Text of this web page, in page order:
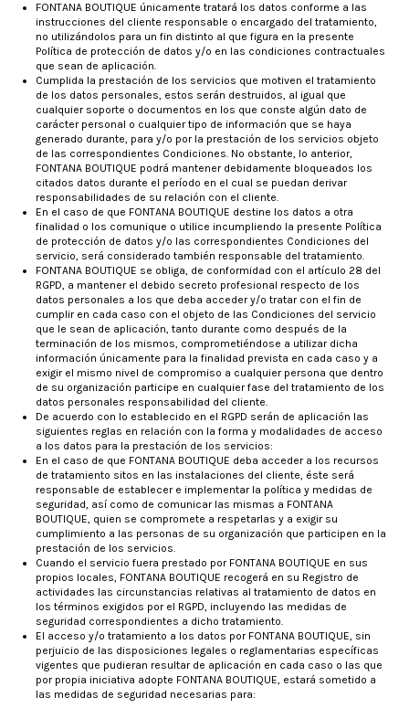
FONTANA BOUTIQUE únicamente tratará los datos conforme a las
instrucciones del cliente responsable o encargado del tratamiento,
no utilizándolos para un fin distinto al que figura en la presente
Política de protección de datos y/o en las condiciones contractuales
que sean de aplicación.
Cumplida la prestación de los servicios que motiven el tratamiento
de los datos personales, estos serán destruidos, al igual que
cualquier soporte o documentos en los que conste algún dato de
carácter personal o cualquier tipo de información que se haya
generado durante, para y/o por la prestación de los servicios objeto
de las correspondientes Condiciones. No obstante, lo anterior,
FONTANA BOUTIQUE podrá mantener debidamente bloqueados los
citados datos durante el período en el cual se puedan derivar
responsabilidades de su relación con el cliente.
En el caso de que FONTANA BOUTIQUE destine los datos a otra
finalidad o los comunique o utilice incumpliendo la presente Política
de protección de datos y/o las correspondientes Condiciones del
servicio, será considerado también responsable del tratamiento.
FONTANA BOUTIQUE se obliga, de conformidad con el artículo 28 del
RGPD, a mantener el debido secreto profesional respecto de los
datos personales a los que deba acceder y/o tratar con el fin de
cumplir en cada caso con el objeto de las Condiciones del servicio
que le sean de aplicación, tanto durante como después de la
terminación de los mismos, comprometiéndose a utilizar dicha
información únicamente para la finalidad prevista en cada caso y a
exigir el mismo nivel de compromiso a cualquier persona que dentro
de su organización participe en cualquier fase del tratamiento de los
datos personales responsabilidad del cliente.
De acuerdo con lo establecido en el RGPD serán de aplicación las
siguientes reglas en relación con la forma y modalidades de acceso
a los datos para la prestación de los servicios:
En el caso de que FONTANA BOUTIQUE deba acceder a los recursos
de tratamiento sitos en las instalaciones del cliente, éste será
responsable de establecer e implementar la política y medidas de
seguridad, así como de comunicar las mismas a FONTANA
BOUTIQUE, quien se compromete a respetarlas y a exigir su
cumplimiento a las personas de su organización que participen en la
prestación de los servicios.
Cuando el servicio fuera prestado por FONTANA BOUTIQUE en sus
propios locales, FONTANA BOUTIQUE recogerá en su Registro de
actividades las circunstancias relativas al tratamiento de datos en
los términos exigidos por el RGPD, incluyendo las medidas de
seguridad correspondientes a dicho tratamiento.
El acceso y/o tratamiento a los datos por FONTANA BOUTIQUE, sin
perjuicio de las disposiciones legales o reglamentarias específicas
vigentes que pudieran resultar de aplicación en cada caso o las que
por propia iniciativa adopte FONTANA BOUTIQUE, estará sometido a
las medidas de seguridad necesarias para: